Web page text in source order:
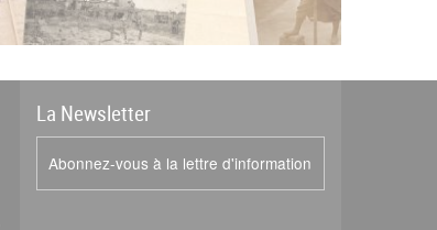
La Newsletter
Abonnez-vous à la lettre d'information